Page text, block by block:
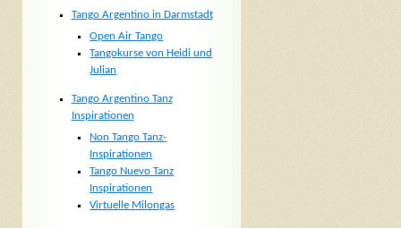
Tango Argentino in Darmstadt
Open Air Tango
Tangokurse von Heidi und
Julian
Tango Argentino Tanz
Inspirationen
Non Tango Tanz-
Inspirationen
Tango Nuevo Tanz
Inspirationen
Virtuelle Milongas